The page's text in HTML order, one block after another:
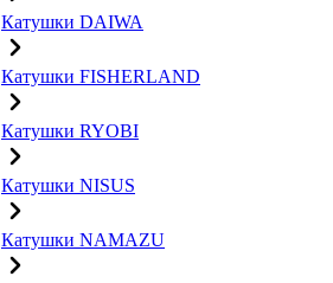
Катушки DAIWA
Катушки FISHERLAND
Катушки RYOBI
Катушки NISUS
Катушки NAMAZU